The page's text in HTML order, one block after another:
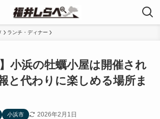
ランチ・ディナー
】小浜の牡蠣小屋は開催され
と代わりに楽しめる場所ま
小浜市 2026年2月1日